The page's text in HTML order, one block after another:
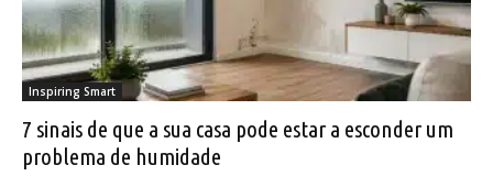
Inspiring Smart
7 sinais de que a sua casa pode estar a esconder um
problema de humidade